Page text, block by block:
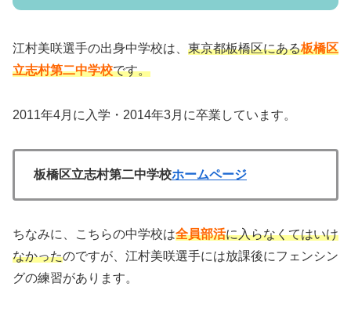
江村美咲選手の出身中学校は、 東京都板橋区にある板橋区
立志村第二中学校です。
2011年4月に入学・2014年3月に卒業しています。
板橋区立志村第二中学校ホームページ
ちなみに、こちらの中学校は全員部活に入らなくてはいけ
なかったのですが、江村美咲選手には放課後にフェンシン
グの練習があります。